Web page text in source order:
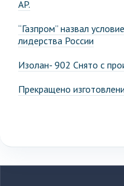
AP.
“Газпром” назвал
лидерства России
Изолан- 902 Снято с
Прекращено